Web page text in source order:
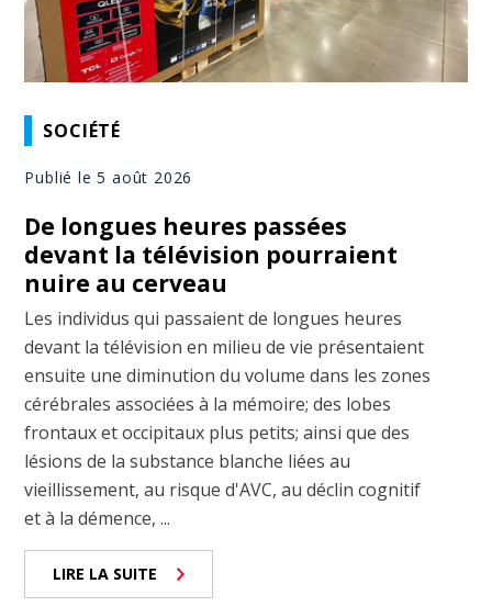
SOCIÉTÉ
Publié le 5 août 2026
De longues heures passées
devant la télévision pourraient
nuire au cerveau
Les individus qui passaient de longues heures
devant la télévision en milieu de vie présentaient
ensuite une diminution du volume dans les zones
cérébrales associées à la mémoire; des lobes
frontaux et occipitaux plus petits; ainsi que des
lésions de la substance blanche liées au
vieillissement, au risque d'AVC, au déclin cognitif
et à la démence, ...
LIRE LA SUITE